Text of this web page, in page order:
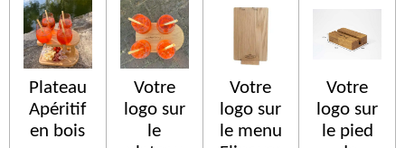
Plateau
Apéritif
en bois
Votre
logo sur
le
Votre
logo sur
le menu
Votre
logo sur
le pied